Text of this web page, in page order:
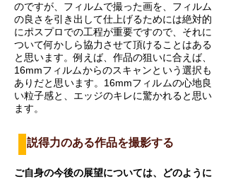
のですが、フィルムで撮った画を、フィルム
の良さを引き出して仕上げるためには絶対的
にポスプロでの工程が重要ですので、それに
ついて何かしら協力させて頂けることはある
と思います。例えば、作品の狙いに合えば、
16mmフィルムからのスキャンという選択も
ありだと思います。16mmフィルムの心地良
い粒子感と、エッジのキレに驚かれると思い
ます。
説得力のある作品を撮影する
ご自身の今後の展望については、どのように